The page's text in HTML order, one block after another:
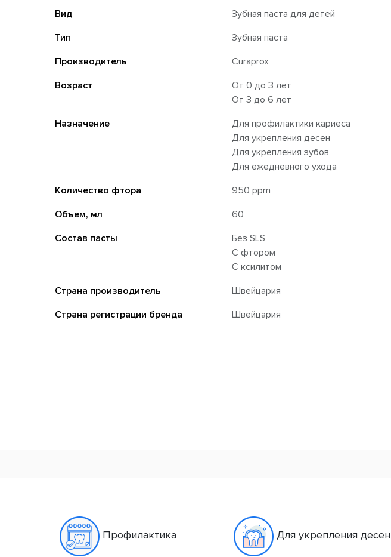
Вид
Зубная паста для детей
Тип
Зубная паста
Производитель
Curaprox
Возраст
От 0 до 3 лет
От 3 до 6 лет
Назначение
Для профилактики кариеса
Для укрепления десен
Для укрепления зубов
Для ежедневного ухода
Количество фтора
950 ppm
Объем, мл
60
Состав пасты
Без SLS
С фтором
С ксилитом
Страна производитель
Швейцария
Страна регистрации бренда
Швейцария
Профилактика Для укрепления десен